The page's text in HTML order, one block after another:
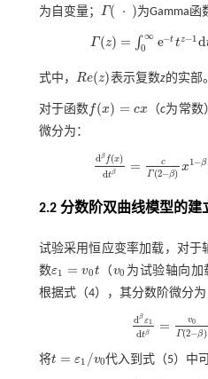
为自变量； Γ ( ⋅ )
Γ( · 为Gamma函
Γ (z) = ∫ ∞
0
e−t t z−1d
Γ( z)=∫ 0∞ e-t z-1 dt,R e(z)
式中， Re(z)
Re(z) 表示复数z的实部。
对于函数 f(x) = cx
f(x)=c x （c为常数
微分为：
dβ f(x)
dtβ =
c
Γ (2−β)
x1−β
dβf(x)d tβ= cΓ2-βx1-β, 0≤
2.2 分数阶双曲线模型的建
试验采用恒应变率加载，对于
数ε1 = v0t
ε1 =v0 t （v0
v0 为试验轴向加
根据式（4） ，其分数阶微分为
dβε1
dtβ = v0
Γ (2−β)
dβε1 dtβ =v0Γ(2-
将t = ε1 /v0
t=ε1 /v0 代入到式（5） 中